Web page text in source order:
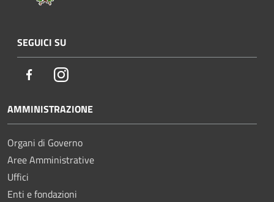
SEGUICI SU
FacebookInstagram
AMMINISTRAZIONE
Organi di Governo
Aree Amministrative
Uffici
Enti e fondazioni